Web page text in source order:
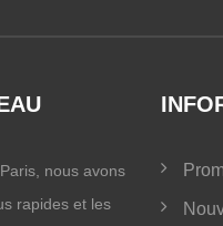
nous avons
rapides et les